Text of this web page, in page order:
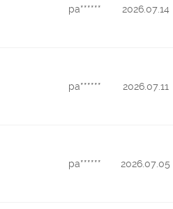
pa****** 2026.07.14
pa****** 2026.07.11
pa****** 2026.07.05